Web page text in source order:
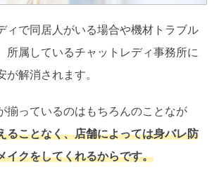
ィで同居人がいる場合や機材トラブル
所属しているチャットレディ事務所に
が解消されます。
揃っているのはもちろんのことなが
ることなく、店舗によっては身バレ防
イクをしてくれるからです。